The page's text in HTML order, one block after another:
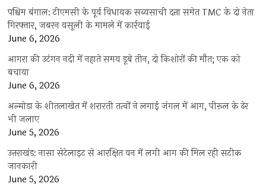
पश्चिम बंगाल: टीएमसी के पूर्व विधायक सब्यसाची दत्ता समेत TMC के दो नेता
गिरफ्तार, जबरन वसूली के मामले में कार्रवाई
June 6, 2026
आगरा की उटंगन नदी में नहाते समय डूबे तीन, दो किशोरों की मौत; एक को
बचाया
June 6, 2026
अल्मोड़ा के शीतलाखेत में शरारती तत्वों ने लगाई जंगल में आग, पीरूल के ढेर
भी जलाए
June 5, 2026
उत्तराखंड: नासा सेटेलाइट से आरक्षित वन में लगी आग की मिल रही सटीक
जानकारी
June 5, 2026